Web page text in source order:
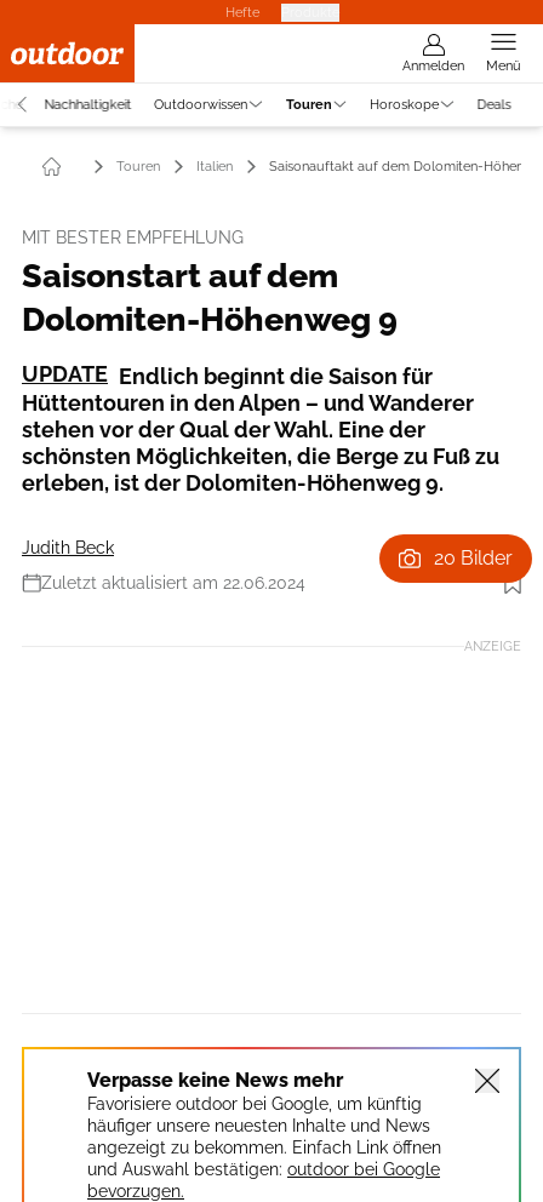
Hefte
Anmelden Menü
Nachhaltigkeit Outdoorwissen Touren Horoskope Deals
Touren Italien Saisonauftakt auf dem Dolomiten-
MIT BESTER EMPFEHLUNG
Saisonstart auf dem
Dolomiten-Höhenweg 9
UPDATE Endlich beginnt die Saison für
Hüttentouren in den Alpen – und Wanderer
stehen vor der Qual der Wahl. Eine der
schönsten Möglichkeiten, die Berge zu Fuß zu
erleben, ist der Dolomiten-Höhenweg 9.
Judith Beck
Zuletzt aktualisiert am 22.06.2024
Foto: Fabian Weiss
20 Bilder
ANZEIGE
Verpasse keine News mehr
Favorisiere outdoor bei Google, um künftig
häufiger unsere neuesten Inhalte und News
angezeigt zu bekommen. Einfach Link öffnen
und Auswahl bestätigen: outdoor bei Google
bevorzugen.